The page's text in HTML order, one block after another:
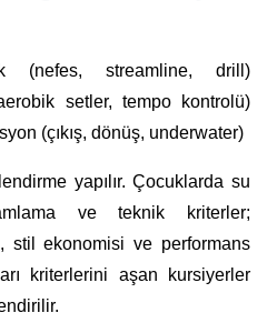
(nefes, streamline, drill)
setler, tempo kontrolü)
(çıkış, dönüş, underwater)
yapılır. Çocuklarda su
ve teknik kriterler;
stil ekonomisi ve performans
kriterlerini aşan kursiyerler